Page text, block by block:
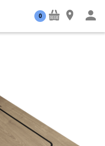
0